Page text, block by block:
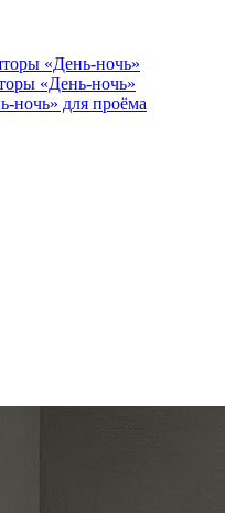
«День-ночь»
«День-ночь»
ночь» для проёма